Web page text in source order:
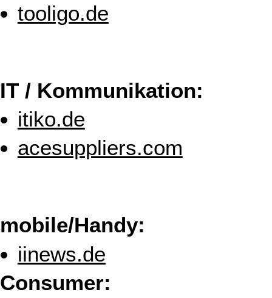
tooligo.de
IT / Kommunikation:
itiko.de
acesuppliers.com
mobile/Handy:
iinews.de
Consumer: